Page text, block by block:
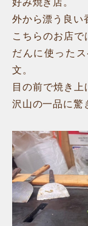
好み焼き店。
外から漂う良い
こちらのお店
だんに使ったス
文。
目の前で焼き
沢山の一品に驚